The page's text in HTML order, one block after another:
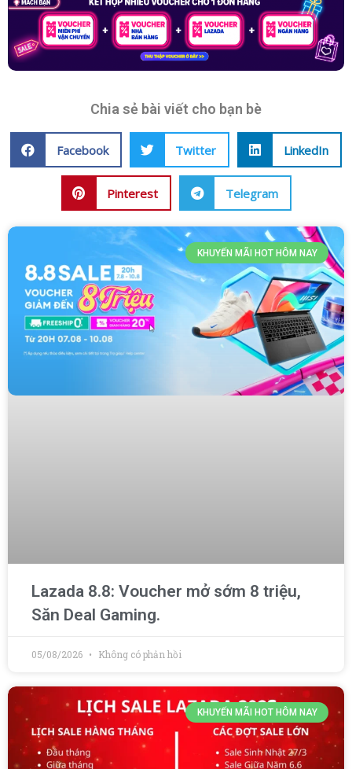
Chia sẻ bài viết cho bạn bè
Facebook Twitter LinkedIn
Pinterest Telegram
KHUYẾN MÃI HOT HÔM NAY
Lazada 8.8: Voucher mở sớm 8 triệu,
Săn Deal Gaming.
05/08/2026 Không có phản hồi
KHUYẾN MÃI HOT HÔM NAY